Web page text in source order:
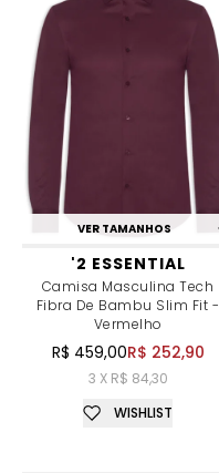
VER TAMANHOS
'2 ESSENTIAL
Camisa Masculina Tech
Fibra De Bambu Slim Fit -
Vermelho
R$ 459,00R$ 252,90
3 X R$ 84,30
WISHLIST